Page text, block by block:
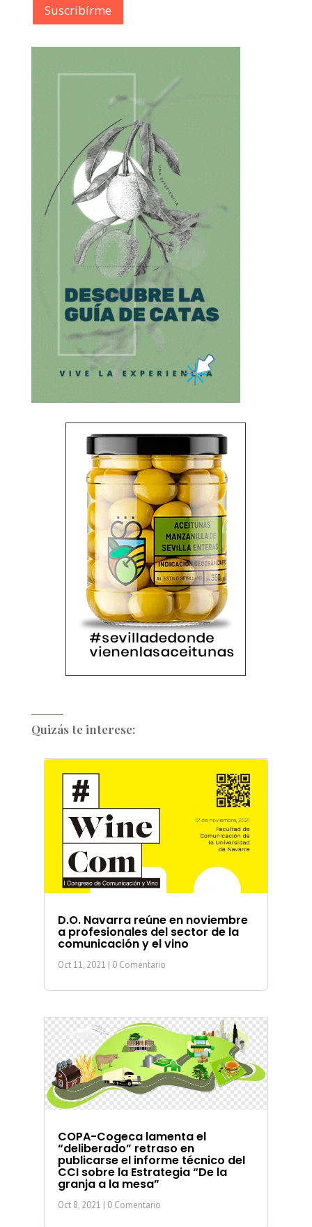
Suscribírme
Quizás te interese:
D.O. Navarra reúne en noviembre
a profesionales del sector de la
comunicación y el vino
Oct 11, 2021 | 0 Comentario
COPA-Cogeca lamenta el
“deliberado” retraso en
publicarse el informe técnico del
CCI sobre la Estrategia “De la
granja a la mesa”
Oct 8, 2021 | 0 Comentario